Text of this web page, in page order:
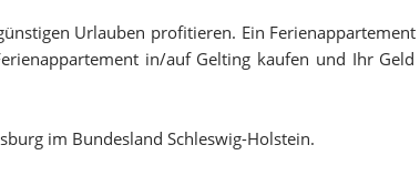
Urlauben profitieren. Ein
in/auf Gelting kaufen und Ihr Geld
im Bundesland Schleswig-Holstein.